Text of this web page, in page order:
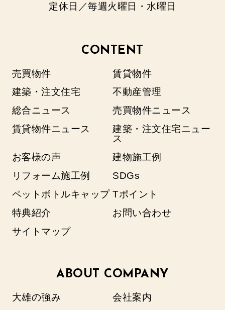
定休日／毎週火曜日・水曜日
CONTENT
売買物件
賃貸物件
建築・注文住宅
不動産管理
総合ニュース
売買物件ニュース
賃貸物件ニュース
建築・注文住宅ニュー
ス
お客様の声
建物施工例
リフォーム施工例
SDGs
ペットボトルキャップ Tポイント
特典紹介
お問い合わせ
サイトマップ
ABOUT COMPANY
大雄の強み
会社案内